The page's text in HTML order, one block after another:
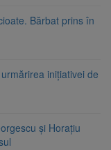
Bărbat prins în
inițiativei de
și Horațiu